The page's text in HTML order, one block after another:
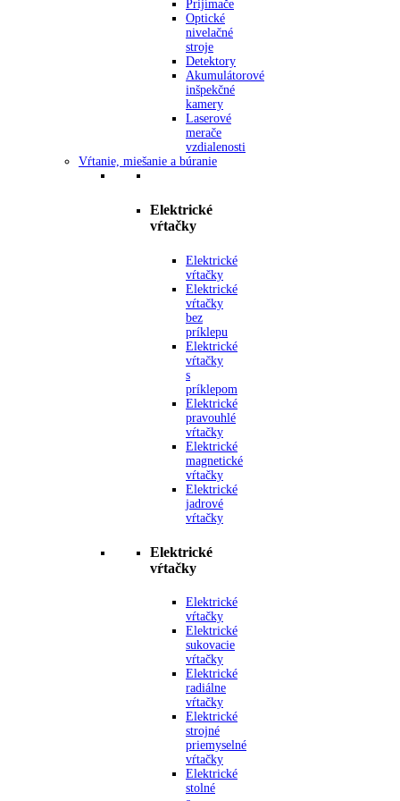
Prijímače
Optické
nivelačné
stroje
Detektory
Akumulátorové
inšpekčné
kamery
Laserové
merače
vzdialenosti
Vŕtanie, miešanie a búranie
Elektrické
vŕtačky
Elektrické
vŕtačky
Elektrické
vŕtačky
bez
príklepu
Elektrické
vŕtačky
s
príklepom
Elektrické
pravouhlé
vŕtačky
Elektrické
magnetické
vŕtačky
Elektrické
jadrové
vŕtačky
Elektrické
vŕtačky
Elektrické
vŕtačky
Elektrické
sukovacie
vŕtačky
Elektrické
radiálne
vŕtačky
Elektrické
strojné
priemyselné
vŕtačky
Elektrické
stolné